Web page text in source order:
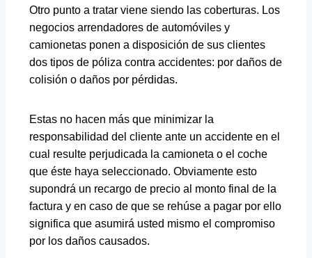
Otro punto a tratar viene siendo las coberturas. Los
negocios arrendadores de automóviles y
camionetas ponen a disposición de sus clientes
dos tipos de póliza contra accidentes: por daños de
colisión o daños por pérdidas.
Estas no hacen más que minimizar la
responsabilidad del cliente ante un accidente en el
cual resulte perjudicada la camioneta o el coche
que éste haya seleccionado. Obviamente esto
supondrá un recargo de precio al monto final de la
factura y en caso de que se rehúse a pagar por ello
significa que asumirá usted mismo el compromiso
por los daños causados.